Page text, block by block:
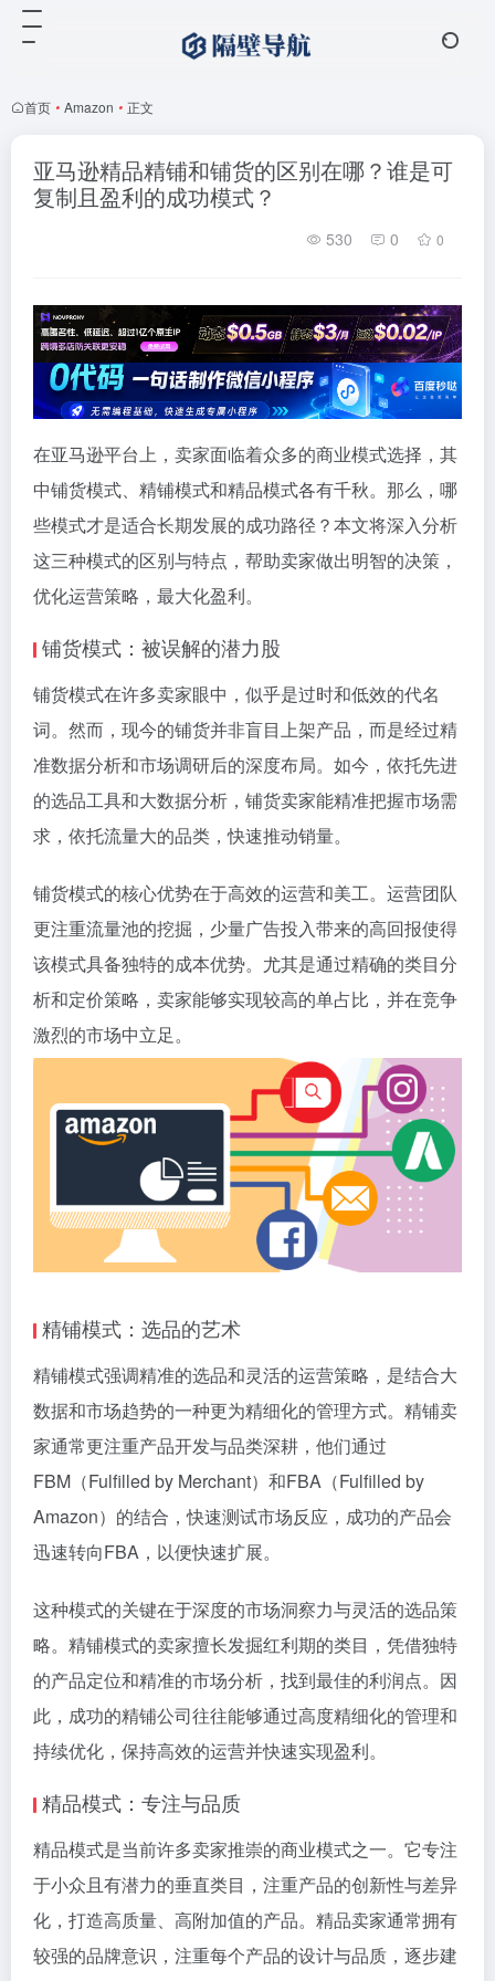
首页 • Amazon • 正文
亚马逊精品精铺和铺货的区别在哪？谁是可
复制且盈利的成功模式？
530 0 0
在亚马逊平台上，卖家面临着众多的商业模式选择，其
中铺货模式、精铺模式和精品模式各有千秋。那么，哪
些模式才是适合长期发展的成功路径？本文将深入分析
这三种模式的区别与特点，帮助卖家做出明智的决策，
优化运营策略，最大化盈利。
铺货模式：被误解的潜力股
铺货模式在许多卖家眼中，似乎是过时和低效的代名
词。然而，现今的铺货并非盲目上架产品，而是经过精
准数据分析和市场调研后的深度布局。如今，依托先进
的选品工具和大数据分析，铺货卖家能精准把握市场需
求，依托流量大的品类，快速推动销量。
铺货模式的核心优势在于高效的运营和美工。运营团队
更注重流量池的挖掘，少量广告投入带来的高回报使得
该模式具备独特的成本优势。尤其是通过精确的类目分
析和定价策略，卖家能够实现较高的单占比，并在竞争
激烈的市场中立足。
精铺模式：选品的艺术
精铺模式强调精准的选品和灵活的运营策略，是结合大
数据和市场趋势的一种更为精细化的管理方式。精铺卖
家通常更注重产品开发与品类深耕，他们通过
FBM（Fulfilled by Merchant）和FBA（Fulfilled by
Amazon）的结合，快速测试市场反应，成功的产品会
迅速转向FBA，以便快速扩展。
这种模式的关键在于深度的市场洞察力与灵活的选品策
略。精铺模式的卖家擅长发掘红利期的类目，凭借独特
的产品定位和精准的市场分析，找到最佳的利润点。因
此，成功的精铺公司往往能够通过高度精细化的管理和
持续优化，保持高效的运营并快速实现盈利。
精品模式：专注与品质
精品模式是当前许多卖家推崇的商业模式之一。它专注
于小众且有潜力的垂直类目，注重产品的创新性与差异
化，打造高质量、高附加值的产品。精品卖家通常拥有
较强的品牌意识，注重每个产品的设计与品质，逐步建